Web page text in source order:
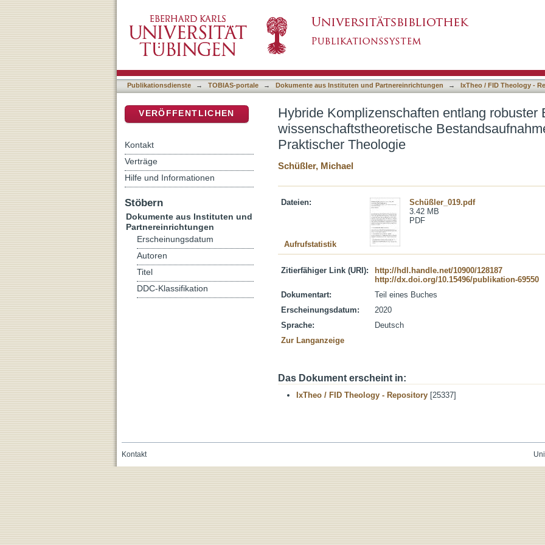
Bestandsaufnahmen (katholischer) Praktischer Theologie
Publikationsdienste → TOBIAS-portale → Dokumente aus Instituten und Partnereinrichtungen → IxTheo / FID Theology -
Hybride Komplizenschaften entlang robuster
wissenschaftstheoretische
Praktischer Theologie
Schüßler, Michael
Dateien:
Schüßler_019.pdf
3.42 MB
PDF
Aufrufstatistik
Zitierfähiger Link (URI):
http://hdl.handle.net/10900/128187
http://dx.doi.org/10.15496/publikation-69550
Dokumentart:
Teil eines Buches
Erscheinungsdatum:
2020
Sprache:
Deutsch
Zur Langanzeige
Das Dokument erscheint in:
IxTheo / FID Theology - Repository [25337]
VERÖFFENTLICHEN
Kontakt
Verträge
Hilfe und Informationen
Stöbern
Dokumente aus Instituten und
Partnereinrichtungen
Erscheinungsdatum
Autoren
Titel
DDC-Klassifikation
Kontakt